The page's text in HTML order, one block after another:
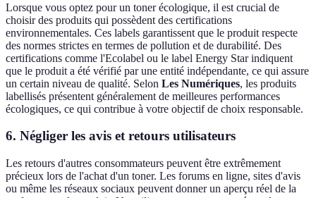
Lorsque vous optez pour un toner écologique, il est crucial de
choisir des produits qui possèdent des certifications
environnementales. Ces labels garantissent que le produit respecte
des normes strictes en termes de pollution et de durabilité. Des
certifications comme l'Ecolabel ou le label Energy Star indiquent
que le produit a été vérifié par une entité indépendante, ce qui assure
un certain niveau de qualité. Selon Les Numériques, les produits
labellisés présentent généralement de meilleures performances
écologiques, ce qui contribue à votre objectif de choix responsable.
6. Négliger les avis et retours utilisateurs
Les retours d'autres consommateurs peuvent être extrêmement
précieux lors de l'achat d'un toner. Les forums en ligne, sites d'avis
ou même les réseaux sociaux peuvent donner un aperçu réel de la